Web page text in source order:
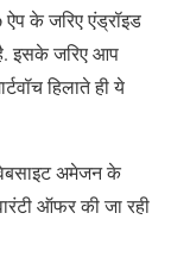
ऐप के जरिए एंड्रॉइड
इसके जरिए आप
हिलाते ही ये
अमेजन के
ऑफर की जा रही